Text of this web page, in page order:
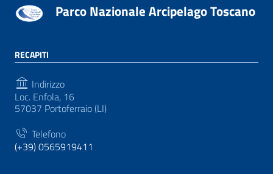
Parco Nazionale Arcipelago Toscano
RECAPITI
Indirizzo
Loc. Enfola, 16
57037 Portoferraio (LI)
Telefono
(+39) 0565919411